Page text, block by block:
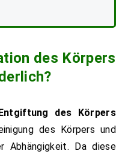
des Körpers
des Körpers
des Körpers und
Abhängigkeit. Da diese